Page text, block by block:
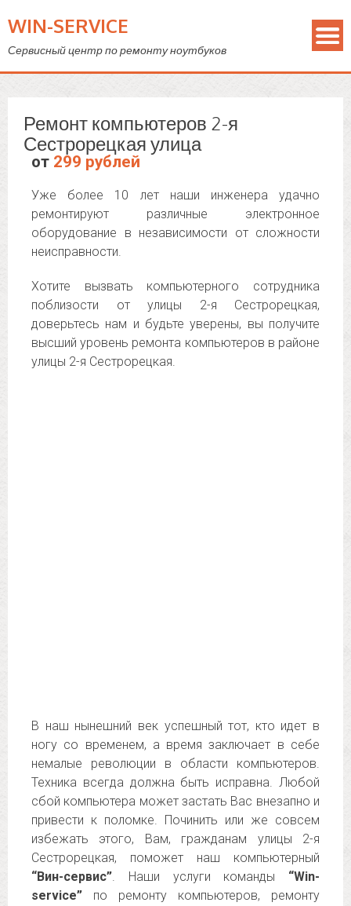
WIN-SERVICE
Сервисный центр по ремонту ноутбуков
Ремонт компьютеров 2-я
Сестрорецкая улица
от 299 рублей
Уже более 10 лет наши инженера удачно
ремонтируют различные электронное
оборудование в независимости от сложности
неисправности.
Хотите вызвать компьютерного сотрудника
поблизости от улицы 2-я Сестрорецкая,
доверьтесь нам и будьте уверены, вы получите
высший уровень ремонта компьютеров в районе
улицы 2-я Сестрорецкая.
В наш нынешний век успешный тот, кто идет в
ногу со временем, а время заключает в себе
немалые революции в области компьютеров.
Техника всегда должна быть исправна. Любой
сбой компьютера может застать Вас внезапно и
привести к поломке. Починить или же совсем
избежать этого, Вам, гражданам улицы 2-я
Сестрорецкая, поможет наш компьютерный
“Вин-сервис”. Наши услуги команды “Win-
service” по ремонту компьютеров, ремонту